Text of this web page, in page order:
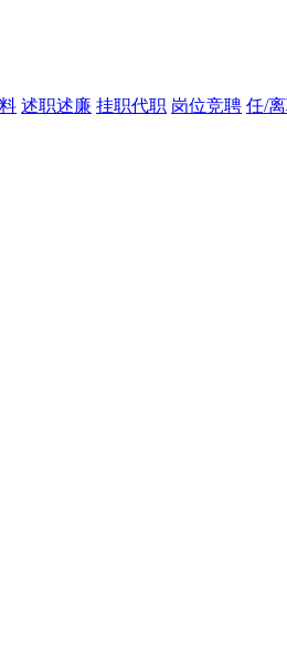
述职述廉 挂职代职 岗位竞聘 任/